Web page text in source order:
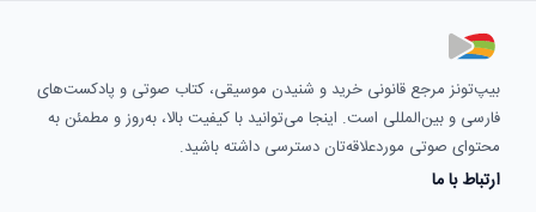
بیپ‌تونز مرجع قانونی خرید و شنیدن موسیقی، کتاب صوتی و پادکست‌های
فارسی و بین‌المللی است. اینجا می‌توانید با کیفیت بالا، به‌روز و مطمئن به
محتوای صوتی موردعلاقه‌تان دسترسی داشته باشید.
ارتباط با ما